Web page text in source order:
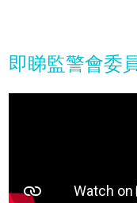
即睇監警會委